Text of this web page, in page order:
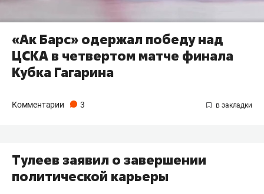
«Ак Барс» одержал победу над
ЦСКА в четвертом матче финала
Кубка Гагарина
Комментарии 3
Тулеев заявил о завершении
политической карьеры